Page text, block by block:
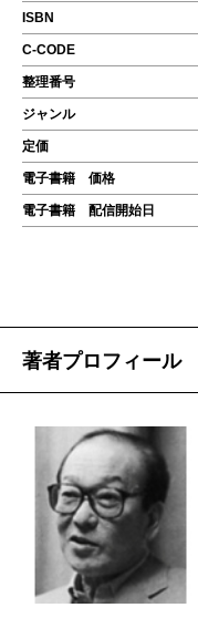
ISBN
C-CODE
整理番号
ジャンル
定価
電子書籍 価格
電子書籍 配信開始日
著者プロフィール